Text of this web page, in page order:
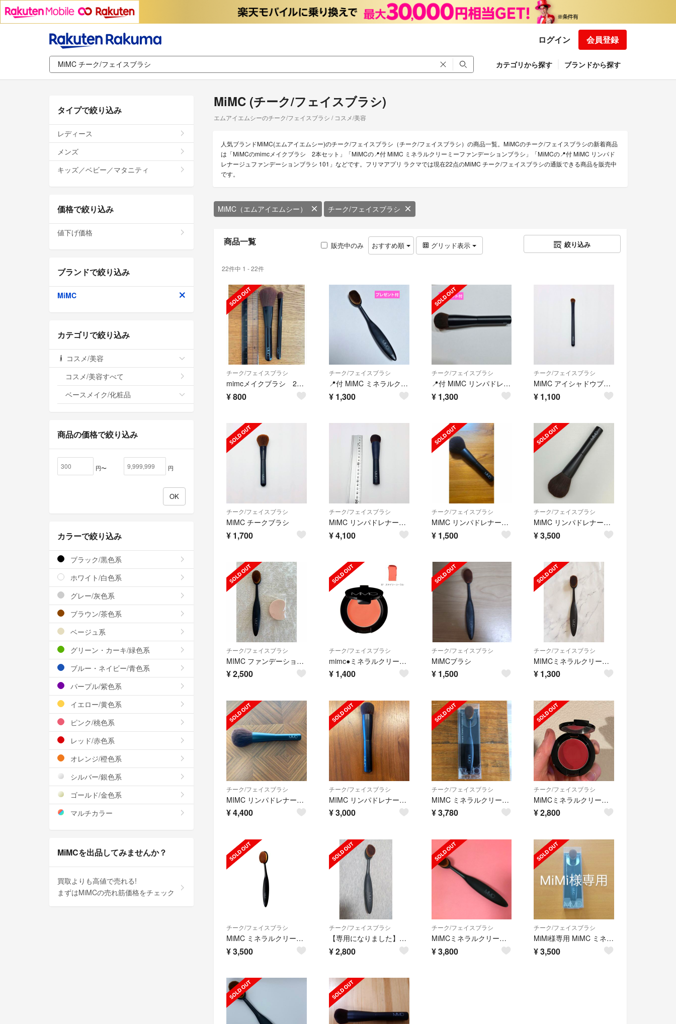
ログイン 会員登録
カテゴリから探す ブランドから探す
MiMC (チーク/フェイスブラシ)
エムアイエムシーのチーク/フェイスブラシ / コスメ/美容
人気ブランドMiMC(エムアイエムシー)のチーク/フェイスブラシ（チーク/フェイスブラシ）の商品一覧。MiMCのチーク/フェイスブラシの新着商品
は「MiMCのmimcメイクブラシ 2本セット」「MiMCの📍付 MiMC ミネラルクリーミーファンデーションブラシ」「MiMCの📍付 MiMC リンパド
レナージュファンデーションブラシ 101」などです。フリマアプリ ラクマでは現在22点のMiMC チーク/フェイスブラシの通販できる商品を販売中
です。
MiMC（エムアイエムシー） チーク/フェイスブラシ
商品一覧 販売中のみ おすすめ順 グリッド表示 絞り込み
22件中 1 - 22件
チーク/フェイスブラシ
mimcメイクブラシ 2本セット
¥800
チーク/フェイスブラシ
📍付 MiMC ミネラルクリーミーファンデーションブラシ
¥ 1,300
チーク/フェイスブラシ
📍付 MiMC リンパドレナージュファンデーションブラシ 101
¥ 1,300
チーク/フェイスブラシ
MiMC アイシャドウブラシ
¥ 1,100
チーク/フェイスブラシ
MiMC チークブラシ
¥ 1,700
チーク/フェイスブラシ
MiMC リンパドレナージュファンデーションブラシ 101
¥4,100
チーク/フェイスブラシ
MiMC リンパドレナージュパウダーブラシ201
¥ 1,500
チーク/フェイスブラシ
MiMC リンパドレナージュブラシ 201
¥3,500
チーク/フェイスブラシ
MIMC ファンデーションブラシ
¥2,500
チーク/フェイスブラシ
mimc●ミネラルクリーミーチーク 07 スマイリーコーラル
¥ 1,400
チーク/フェイスブラシ
MiMCブラシ
¥ 1,500
チーク/フェイスブラシ
MIMCミネラルクリーミーファンデーション用ブラシ
¥ 1,300
チーク/フェイスブラシ
MIMC リンパドレナージュ パウダーブラシ 201
¥4,400
チーク/フェイスブラシ
MIMC リンパドレナージュブラシ 101
¥3,000
チーク/フェイスブラシ
MIMC ミネラルクリーミーファンデーションブラシ
¥3,780
チーク/フェイスブラシ
MiMCミネラルクリーミーチーク
¥2,800
チーク/フェイスブラシ
MiMC ミネラルクリーミーファンデーションブラシ
¥3,500
チーク/フェイスブラシ
【専用になりました】MiMC ミネラルクリーミーファンデーション用ブラシ
¥2,800
チーク/フェイスブラシ
MiMCミネラルクリーミーファンデーションブラシ
¥3,800
チーク/フェイスブラシ
MiMi様専用 MiMC ミネラルクリーミーファンデーション用ブラシ
¥3,500
タイプで絞り込み
レディース
メンズ
キッズ／ベビー／マタニティ
価格で絞り込み
値下げ価格
ブランドで絞り込み
MiMC
カテゴリで絞り込み
コスメ/美容
コスメ/美容すべて
ベースメイク/化粧品
商品の価格で絞り込み
円〜 円
カラーで絞り込み
ブラック/黒色系
ホワイト/白色系
グレー/灰色系
ブラウン/茶色系
ベージュ系
グリーン・カーキ/緑色系
ブルー・ネイビー/青色系
パープル/紫色系
イエロー/黄色系
ピンク/桃色系
レッド/赤色系
オレンジ/橙色系
シルバー/銀色系
ゴールド/金色系
マルチカラー
MiMCを出品してみませんか？
買取よりも高値で売れる!
まずはMiMCの売れ筋価格をチェック